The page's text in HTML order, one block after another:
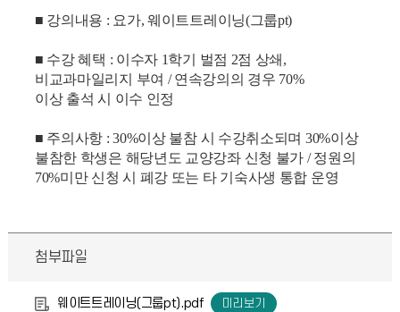
■ 강의내용 : 요가, 웨이트트레이닝(그룹pt)
■ 수강 혜택 : 이수자 1학기 벌점 2점 상쇄,
비교과마일리지 부여 / 연속강의의 경우 70%
이상 출석 시 이수 인정
■ 주의사항 : 30%이상 불참 시 수강취소되며 30%이상
불참한 학생은 해당년도 교양강좌 신청 불가 /정원의
70%미만 신청 시 폐강 또는 타 기숙사생 통합 운영
첨부파일
웨이트트레이닝(그룹pt).pdf